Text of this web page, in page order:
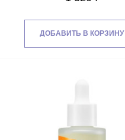
ДОБАВИТЬ В КОРЗИНУ